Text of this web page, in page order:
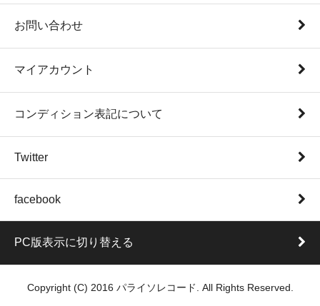
お問い合わせ
マイアカウント
コンディション表記について
Twitter
facebook
PC版表示に切り替える
Copyright (C) 2016 パライソレコード. All Rights Reserved.